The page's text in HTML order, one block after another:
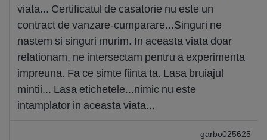
viata... Certificatul de casatorie nu este un
contract de vanzare-cumparare...Singuri ne
nastem si singuri murim. In aceasta viata doar
relationam, ne intersectam pentru a experimenta
impreuna. Fa ce simte fiinta ta. Lasa bruiajul
mintii... Lasa etichetele...nimic nu este
intamplator in aceasta viata...
garbo025625